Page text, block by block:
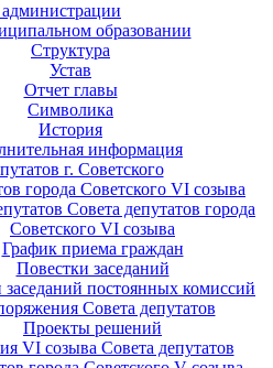
образовании
Структура
Устав
Отчет главы
Символика
История
информация
г. Советского
города Советского VI созыва
Совета депутатов города
Советского VI созыва
График приема граждан
Повестки заседаний
заседаний постоянных комиссий
Совета депутатов
Проекты решений
VI созыва Совета депутатов